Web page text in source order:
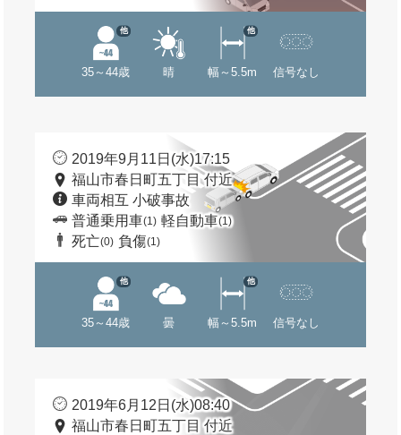
35～44歳
他
晴 幅～5.5m
他
信号なし
2019年9月11日(水)17:15
福山市春日町五丁目 付近
車両相互 小破事故
普通乗用車(1) 軽自動車(1)
死亡(0) 負傷(1)
35～44歳
他
曇 幅～5.5m
他
信号なし
2019年6月12日(水)08:40
福山市春日町五丁目 付近